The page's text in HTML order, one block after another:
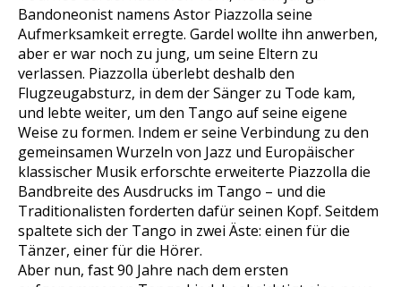
Bandoneonist namens Astor Piazzolla seine
Aufmerksamkeit erregte. Gardel wollte ihn anwerben,
aber er war noch zu jung, um seine Eltern zu
verlassen. Piazzolla überlebt deshalb den
Flugzeugabsturz, in dem der Sänger zu Tode kam,
und lebte weiter, um den Tango auf seine eigene
Weise zu formen. Indem er seine Verbindung zu den
gemeinsamen Wurzeln von Jazz und Europäischer
klassischer Musik erforschte erweiterte Piazzolla die
Bandbreite des Ausdrucks im Tango – und die
Traditionalisten forderten dafür seinen Kopf. Seitdem
spaltete sich der Tango in zwei Äste: einen für die
Tänzer, einer für die Hörer.
Aber nun, fast 90 Jahre nach dem ersten